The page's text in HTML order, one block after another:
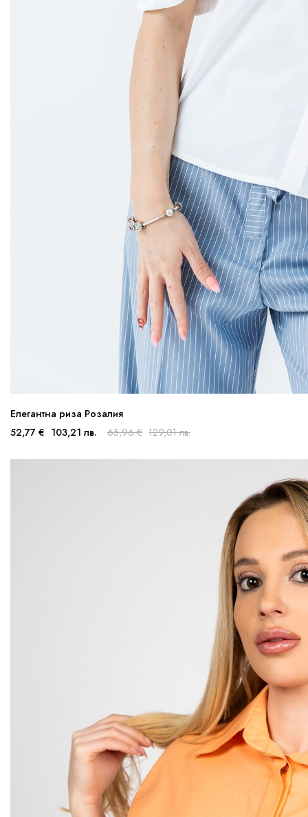
Елегантна риза Розалия
52,77 € 103,21 лв. 65,96 € 129,01 лв.